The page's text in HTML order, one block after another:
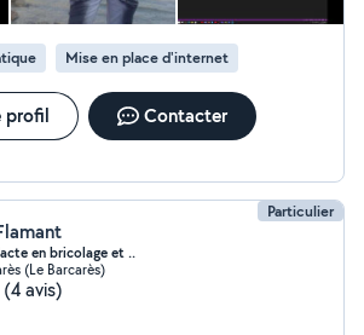
Mise en place d'internet
profil Contacter
Particulier
en bricolage et ..
(Le Barcarès)
(4 avis)